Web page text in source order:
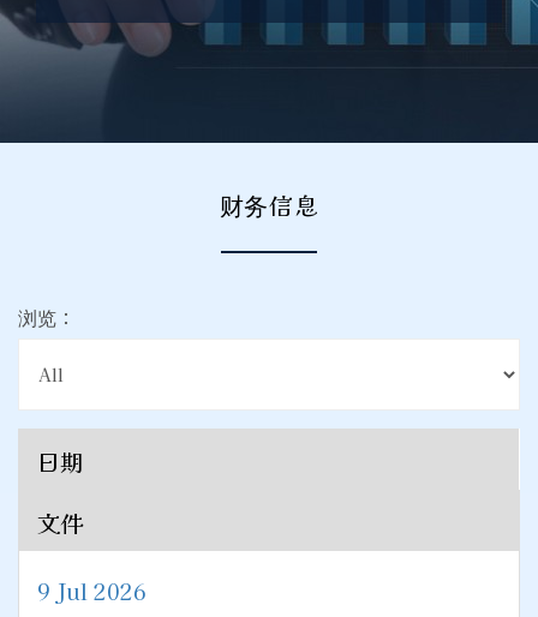
财务信息
浏览：
日期
文件
9 Jul 2026